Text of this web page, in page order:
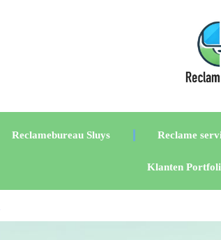
Reclamebureau Sluys Reclame
Klanten